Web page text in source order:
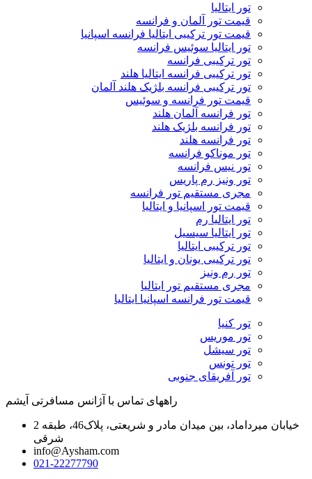
تور ایتالیا
قیمت تور آلمان و فرانسه
قیمت تور ترکیبی ایتالیا فرانسه اسپانیا
تور ایتالیا سوئیس فرانسه
تور ترکیبی فرانسه
تور ترکیبی فرانسه ایتالیا هلند
تور ترکیبی فرانسه بلژیک هلند آلمان
قیمت تور فرانسه و سوئیس
تور فرانسه آلمان هلند
تور فرانسه بلژیک هلند
تور فرانسه هلند
تور موناکو فرانسه
تور نیس فرانسه
تور ونیز رم پاریس
مجری مستقیم تور فرانسه
قیمت تور اسپانیا و ایتالیا
تور ایتالیا رم
تور ایتالیا سیسیل
تور ترکیبی ایتالیا
تور ترکیبی یونان و ایتالیا
تور رم ونیز
مجری مستقیم تور ایتالیا
قیمت تور فرانسه اسپانیا ایتالیا
تور کنیا
تور موریس
تور سیشل
تور تونس
تور آفریقای جنوبی
راههای تماس با آژانس مسافرتی آیشم
خیابان میرداماد، بین میدان مادر و شریعتی، پلاک46، طبقه 2
شرقی
info@Aysham.com
021-22277790